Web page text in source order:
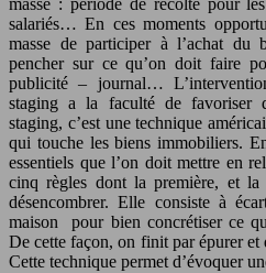
masse : période de récolte pour
salariés… En ces moments
masse de participer à l’achat du
pencher sur ce qu’on doit faire
publicité – journal…
staging a la faculté de favoriser
staging, c’est une technique
qui touche les biens immobiliers.
essentiels que l’on doit mettre en
cinq règles dont la première, et
désencombrer. Elle consiste à
maison pour bien concrétiser ce
De cette façon, on finit par épurer et
Cette technique permet d’évoquer